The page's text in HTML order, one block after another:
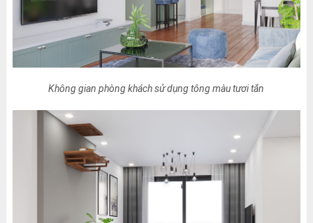
Không gian phòng khách sử dụng tông màu tươi tắn